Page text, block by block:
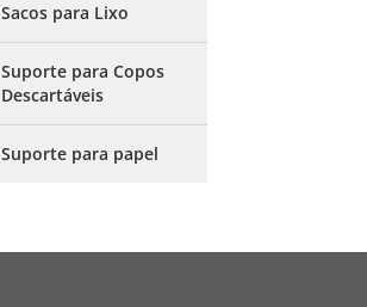
Sacos para Lixo
Suporte para Copos
Descartáveis
Suporte para papel